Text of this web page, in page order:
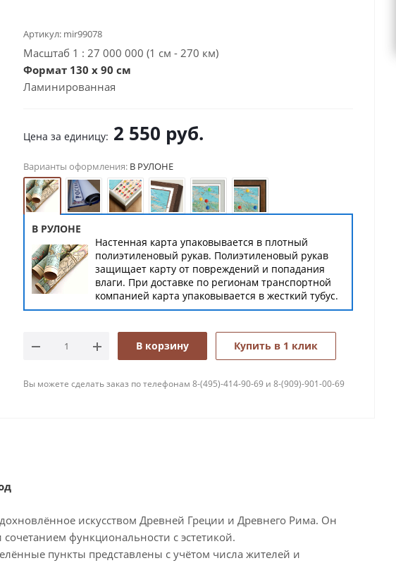
Артикул: mir99078
Масштаб 1 : 27 000 000 (1 см - 270 км)
Формат 130 x 90 см
Ламинированная
Цена за единицу: 2 550 руб.
Варианты оформления: В РУЛОНЕ
В РУЛОНЕ
Настенная карта упаковывается в плотный
полиэтиленовый рукав. Полиэтиленовый рукав
защищает карту от повреждений и попадания
влаги. При доставке по регионам транспортной
компанией карта упаковывается в жесткий тубус.
В корзину Купить в 1 клик
Вы можете сделать заказ по телефонам 8-(495)-414-90-69 и 8-(909)-901-00-69
искусством Древней Греции и Древнего Рима. Он
функциональности с эстетикой.
пункты представлены с учётом числа жителей и